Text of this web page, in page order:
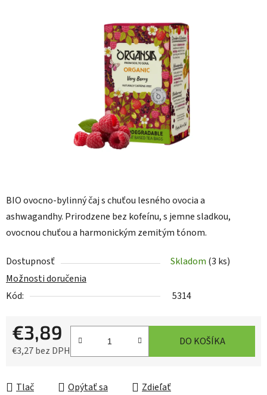
BIO ovocno-bylinný čaj s chuťou lesného ovocia a
ashwagandhy. Prirodzene bez kofeínu, s jemne sladkou,
ovocnou chuťou a harmonickým zemitým tónom.
Dostupnosť Skladom (3 ks)
Možnosti doručenia
Kód:
5314
€3,89
€3,27 bez DPH
DO KOŠÍKA
Tlač Opýtať sa Zdieľať